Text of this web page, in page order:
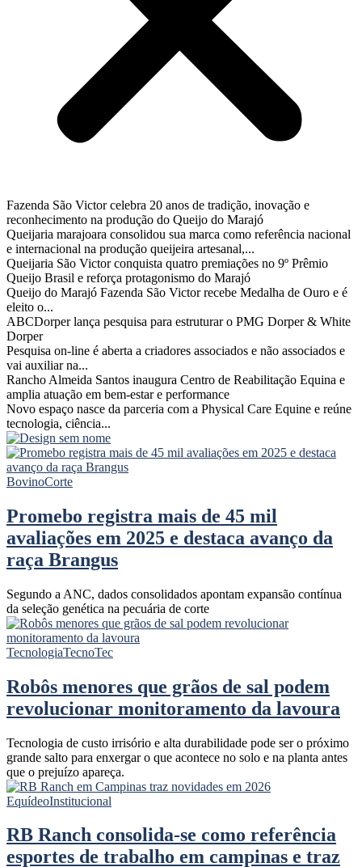
Fazenda São Victor celebra 20 anos de tradição, inovação e
reconhecimento na produção do Queijo do Marajó
Queijaria marajoara consolidou sua marca como referência nacional
e internacional na produção queijeira artesanal,...
Queijaria São Victor conquista quatro premiações no 9º Prêmio
Queijo Brasil e reforça protagonismo do Marajó
Queijo do Marajó Fazenda São Victor recebe Medalha de Ouro e é
eleito o...
ABCDorper lança pesquisa para estruturar o PMG Dorper & White
Dorper
Pesquisa on-line é aberta a criadores associados e não associados e
vai auxiliar na...
Rancho Almeida Santos inaugura Centro de Reabilitação Equina e
amplia atuação em bem-estar e performance
Novo espaço nasce da parceria com a Physical Care Equine e reúne
tecnologia, ciência...
BovinoCorte
Promebo registra mais de 45 mil
avaliações em 2025 e destaca avanço da
raça Brangus
Segundo a ANC, dados consolidados apontam expansão contínua
da seleção genética na pecuária de corte
TecnologiaTecnoTec
Robôs menores que grãos de sal podem
revolucionar monitoramento da lavoura
Tecnologia de custo irrisório e alta durabilidade pode ser o próximo
grande salto para enxergar o que acontece no solo e na planta antes
que o prejuízo apareça.
EquídeoInstitucional
RB Ranch consolida-se como referência
esportes de trabalho em campinas e traz